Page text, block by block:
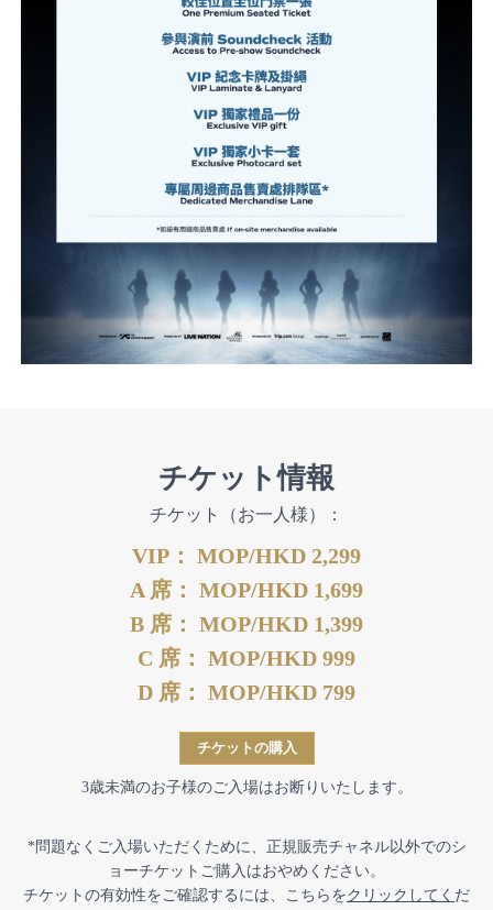
チケット情報
チケット（お一人様）：
VIP： MOP/HKD 2,299
A 席： MOP/HKD 1,699
B 席： MOP/HKD 1,399
C 席： MOP/HKD 999
D 席： MOP/HKD 799
チケットの購入
3歳未満のお子様のご入場はお断りいたします。
*問題なくご入場いただくために、正規販売チャネル以外でのシ
ョーチケットご購入はおやめください。
チケットの有効性をご確認するには、こちらをクリックしてく だ